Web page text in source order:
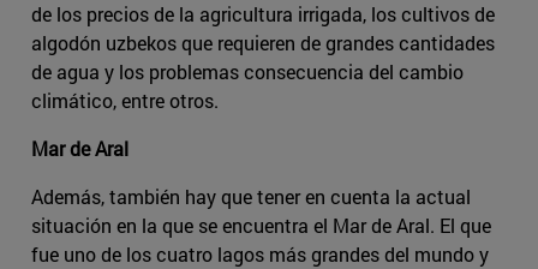
de los precios de la agricultura irrigada, los cultivos de
algodón uzbekos que requieren de grandes cantidades
de agua y los problemas consecuencia del cambio
climático, entre otros.
Mar de Aral
Además, también hay que tener en cuenta la actual
situación en la que se encuentra el Mar de Aral. El que
fue uno de los cuatro lagos más grandes del mundo y